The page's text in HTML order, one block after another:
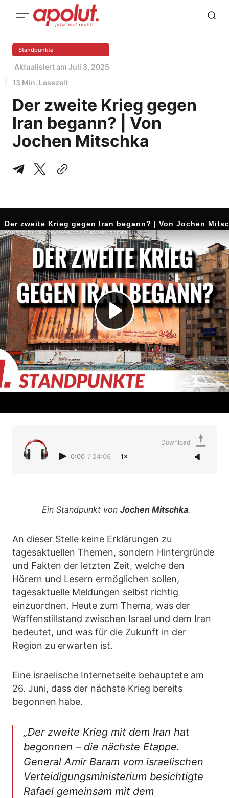
Standpunkte
Aktualisiert am Juli 3, 2025
13 Min. Lesezeit
Der zweite Krieg gegen
Iran begann? | Von
Jochen Mitschka
0:00 / 24:06 1×
Download
Ein Standpunkt von Jochen Mitschka.
An dieser Stelle keine Erklärungen zu
tagesaktuellen Themen, sondern Hintergründe
und Fakten der letzten Zeit, welche den
Hörern und Lesern ermöglichen sollen,
tagesaktuelle Meldungen selbst richtig
einzuordnen. Heute zum Thema, was der
Waffenstillstand zwischen Israel und dem Iran
bedeutet, und was für die Zukunft in der
Region zu erwarten ist.
Eine israelische Internetseite behauptete am
26. Juni, dass der nächste Krieg bereits
begonnen habe.
„Der zweite Krieg mit dem Iran hat
begonnen – die nächste Etappe.
General Amir Baram vom israelischen
Verteidigungsministerium besichtigte
Rafael gemeinsam mit dem